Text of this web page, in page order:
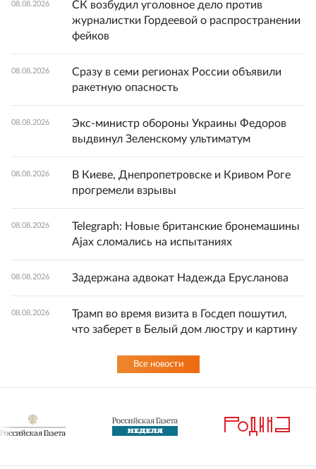
08.08.2026
СК возбудил уголовное дело против
журналистки Гордеевой о распространении
фейков
08.08.2026
Сразу в семи регионах России объявили
ракетную опасность
08.08.2026
Экс-министр обороны Украины Федоров
выдвинул Зеленскому ультиматум
08.08.2026
В Киеве, Днепропетровске и Кривом Роге
прогремели взрывы
08.08.2026
Telegraph: Новые британские бронемашины
Ajax сломались на испытаниях
08.08.2026 Задержана адвокат Надежда Ерусланова
08.08.2026
Трамп во время визита в Госдеп пошутил,
что заберет в Белый дом люстру и картину
Все новости